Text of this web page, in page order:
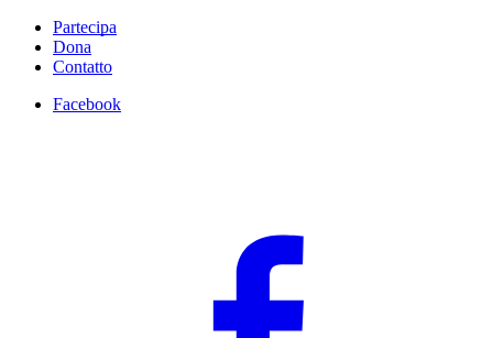
Partecipa
Dona
Contatto
Facebook